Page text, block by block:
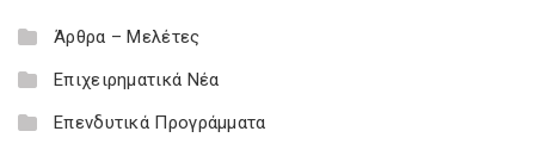
Άρθρα – Μελέτες
Επιχειρηματικά Νέα
Επενδυτικά Προγράμματα